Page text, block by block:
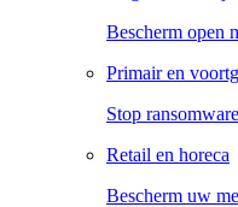
Bescherm open
Primair en
Stop
Retail en horeca
Bescherm uw